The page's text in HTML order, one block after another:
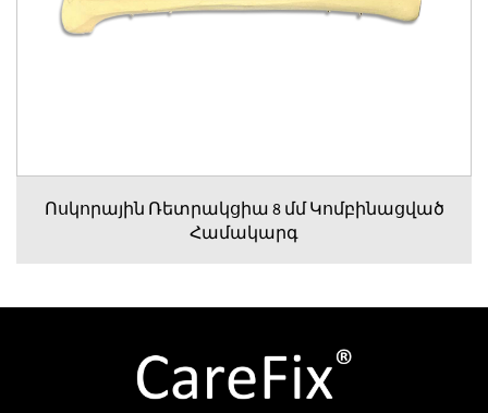
Ոսկորային Ռետրակցիա 8 մմ Կոմբինացված
Համակարգ